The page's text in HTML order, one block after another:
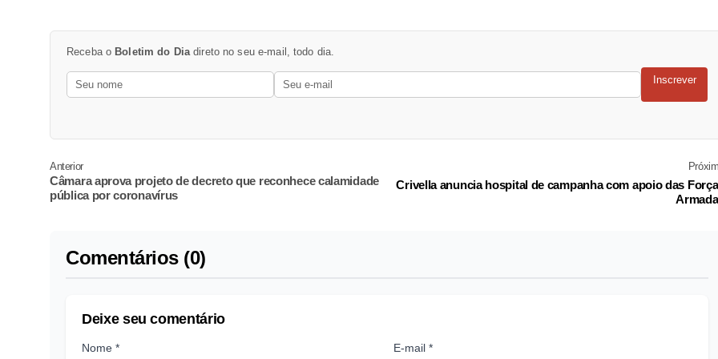
Receba o Boletim do Diadireto no seu e-mail, todo dia.
Inscrever
Anterior
Câmara aprova projeto de decreto que reconhece calamidade
pública por coronavírus
Crivella anuncia hospital de campanha com apoio das
Comentários (0)
Deixe seu comentário
Nome * E-mail *